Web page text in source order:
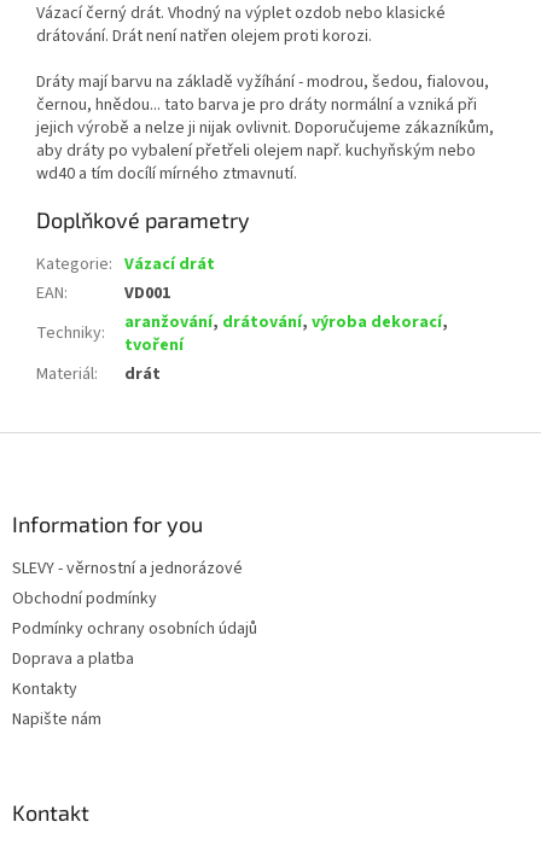
Vázací černý drát. Vhodný na výplet ozdob nebo klasické
drátování. Drát není natřen olejem proti korozi.
Dráty mají barvu na základě vyžíhání - modrou, šedou, fialovou,
černou, hnědou... tato barva je pro dráty normální a vzniká při
jejich výrobě a nelze ji nijak ovlivnit. Doporučujeme zákazníkům,
aby dráty po vybalení přetřeli olejem např. kuchyňským nebo
wd40 a tím docílí mírného ztmavnutí.
Doplňkové parametry
Kategorie: Vázací drát
EAN:
VD001
Techniky: aranžování, drátování, výroba dekorací,
tvoření
Materiál: drát
Information for you
SLEVY - věrnostní a jednorázové
Obchodní podmínky
Podmínky ochrany osobních údajů
Doprava a platba
Kontakty
Napište nám
Kontakt